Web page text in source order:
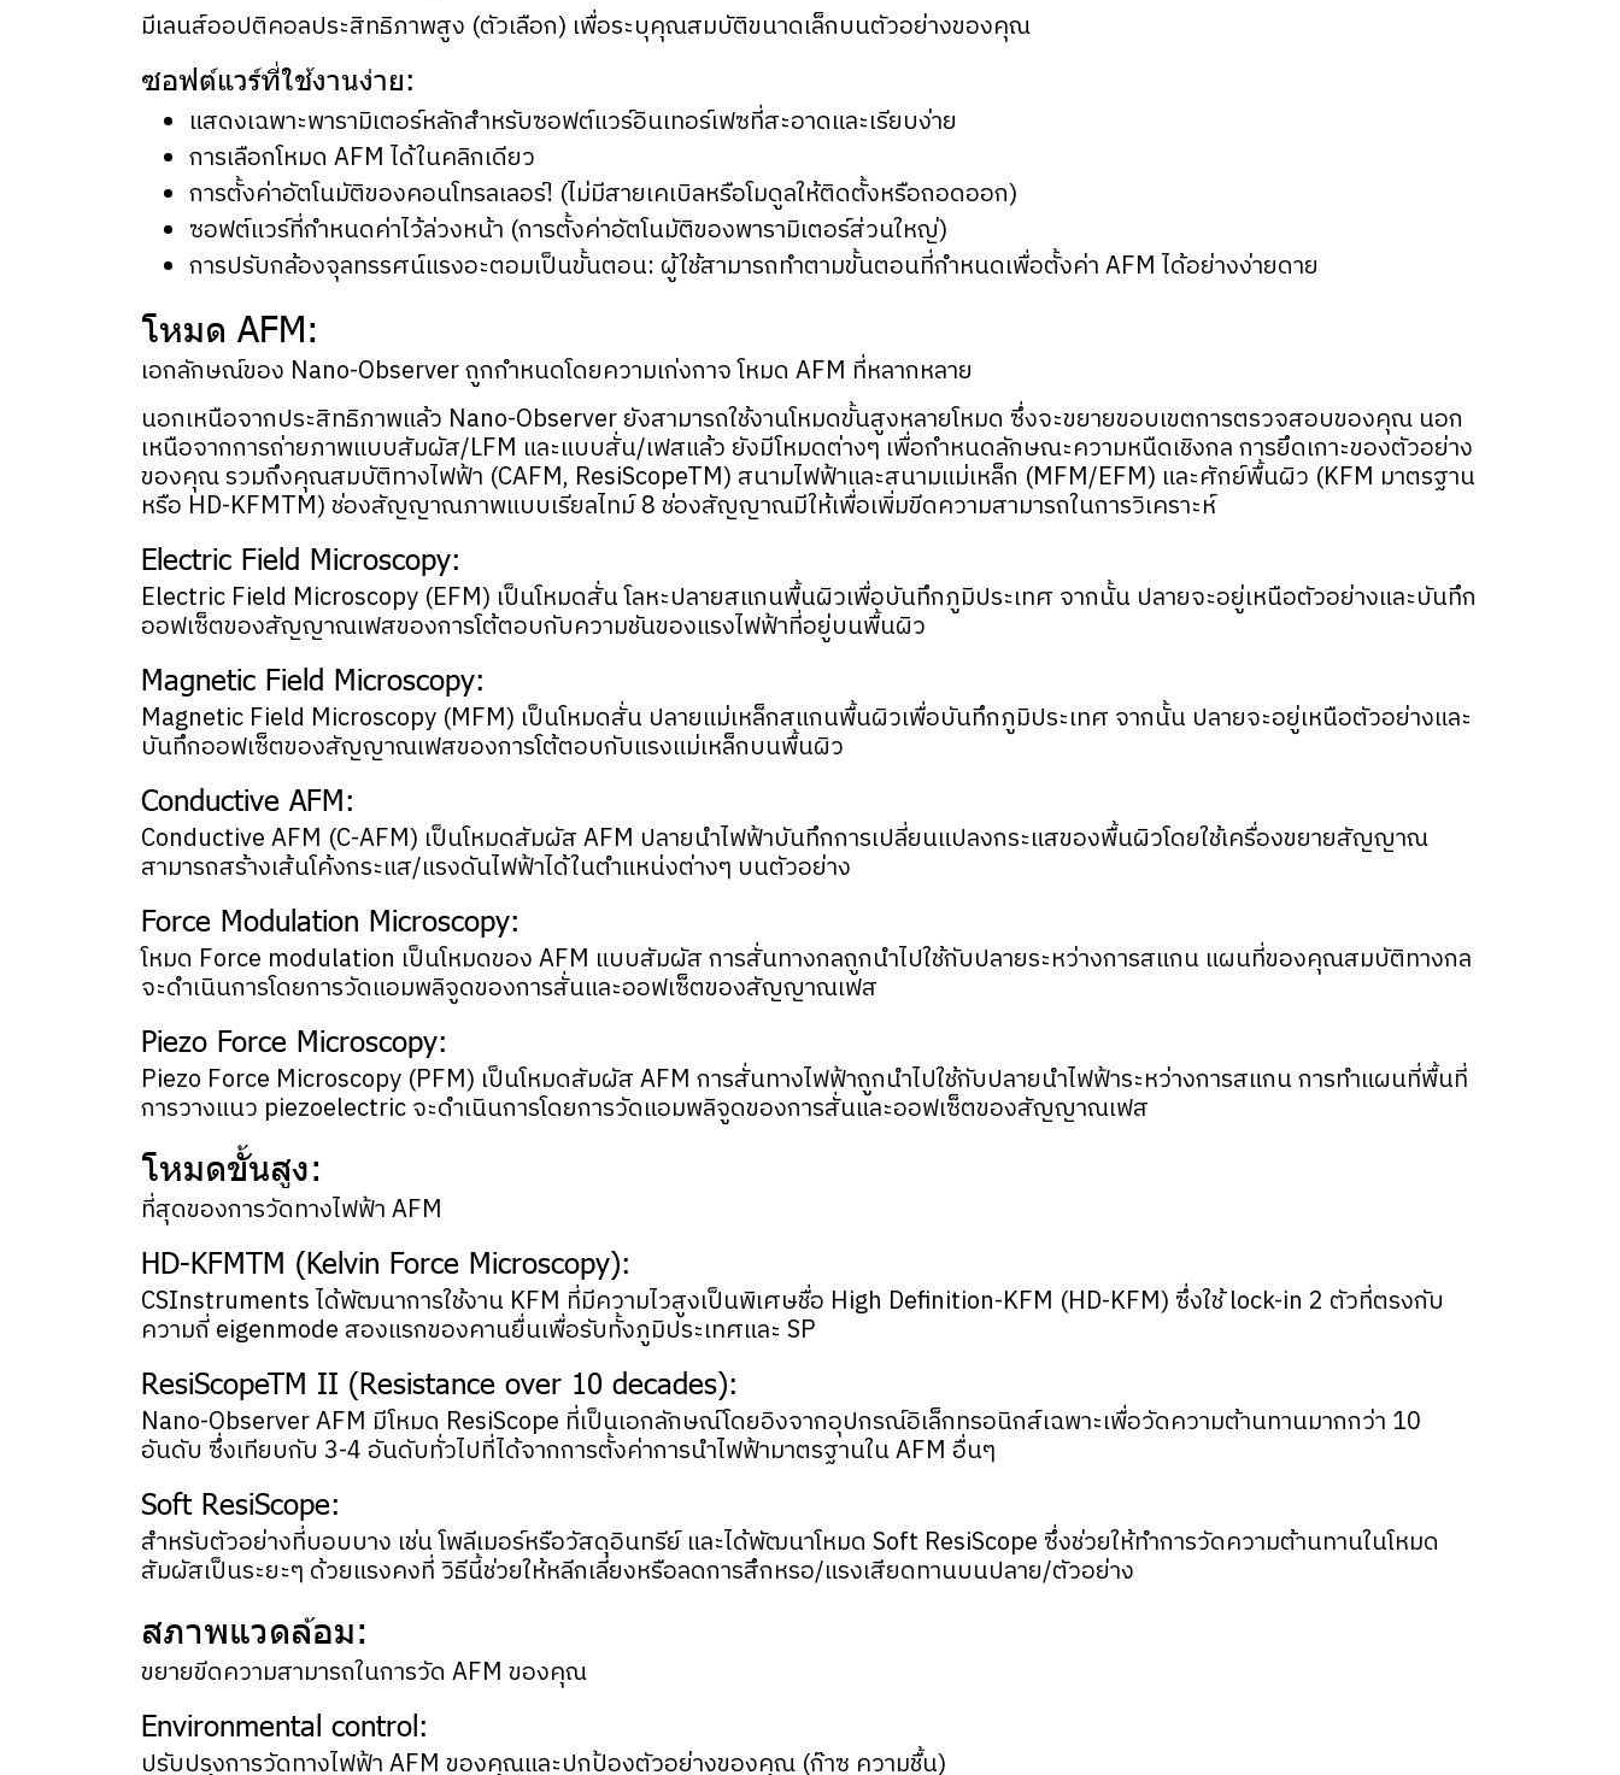
มีเลนส์ออปติคอลประสิทธิภาพสูง (ตัวเลือก) เพื่อระบุคุณสมบัติขนาดเล็กบนตัวอย่างของคุณ
ซอฟต์แวร์ที่ใช้งานง่าย:
แสดงเฉพาะพารามิเตอร์หลักสำหรับซอฟต์แวร์อินเทอร์เฟซที่สะอาดและเรียบง่าย
การเลือกโหมด AFM ได้ในคลิกเดียว
การตั้งค่าอัตโนมัติของคอนโทรลเลอร์! (ไม่มีสายเคเบิลหรือโมดูลให้ติดตั้งหรือถอดออก)
ซอฟต์แวร์ที่กำหนดค่าไว้ล่วงหน้า (การตั้งค่าอัตโนมัติของพารามิเตอร์ส่วนใหญ่)
การปรับกล้องจุลทรรศน์แรงอะตอมเป็นขั้นตอน: ผู้ใช้สามารถทำตามขั้นตอนที่กำหนดเพื่อตั้งค่า AFM ได้อย่างง่ายดาย
โหมด AFM:
เอกลักษณ์ของ Nano-Observer ถูกกำหนดโดยความเก่งกาจ โหมด AFM ที่หลากหลาย
นอกเหนือจากประสิทธิภาพแล้ว Nano-Observer ยังสามารถใช้งานโหมดขั้นสูงหลายโหมด ซึ่งจะขยายขอบเขตการตรวจสอบของคุณ นอก
เหนือจากการถ่ายภาพแบบสัมผัส/LFM และแบบสั่น/เฟสแล้ว ยังมีโหมดต่างๆ เพื่อกำหนดลักษณะความหนืดเชิงกล การยึดเกาะของตัวอย่าง
ของคุณ รวมถึงคุณสมบัติทางไฟฟ้า (CAFM, ResiScopeTM) สนามไฟฟ้าและสนามแม่เหล็ก (MFM/EFM) และศักย์พื้นผิว (KFM มาตรฐาน
หรือ HD-KFMTM) ช่องสัญญาณภาพแบบเรียลไทม์ 8 ช่องสัญญาณมีให้เพื่อเพิ่มขีดความสามารถในการวิเคราะห์
Electric Field Microscopy:
Electric Field Microscopy (EFM) เป็นโหมดสั่น โลหะปลายสแกนพื้นผิวเพื่อบันทึกภูมิประเทศ จากนั้น ปลายจะอยู่เหนือตัวอย่างและบันทึก
ออฟเซ็ตของสัญญาณเฟสของการโต้ตอบกับความชันของแรงไฟฟ้าที่อยู่บนพื้นผิว
Magnetic Field Microscopy:
Magnetic Field Microscopy (MFM) เป็นโหมดสั่น ปลายแม่เหล็กสแกนพื้นผิวเพื่อบันทึกภูมิประเทศ จากนั้น ปลายจะอยู่เหนือตัวอย่างและ
บันทึกออฟเซ็ตของสัญญาณเฟสของการโต้ตอบกับแรงแม่เหล็กบนพื้นผิว
Conductive AFM:
Conductive AFM (C-AFM) เป็นโหมดสัมผัส AFM ปลายนำไฟฟ้าบันทึกการเปลี่ยนแปลงกระแสของพื้นผิวโดยใช้เครื่องขยายสัญญาณ
สามารถสร้างเส้นโค้งกระแส/แรงดันไฟฟ้าได้ในตำแหน่งต่างๆ บนตัวอย่าง
Force Modulation Microscopy:
โหมด Force modulation เป็นโหมดของ AFM แบบสัมผัส การสั่นทางกลถูกนำไปใช้กับปลายระหว่างการสแกน แผนที่ของคุณสมบัติทางกล
จะดำเนินการโดยการวัดแอมพลิจูดของการสั่นและออฟเซ็ตของสัญญาณเฟส
Piezo Force Microscopy:
Piezo Force Microscopy (PFM) เป็นโหมดสัมผัส AFM การสั่นทางไฟฟ้าถูกนำไปใช้กับปลายนำไฟฟ้าระหว่างการสแกน การทำแผนที่พื้นที่
การวางแนว piezoelectric จะดำเนินการโดยการวัดแอมพลิจูดของการสั่นและออฟเซ็ตของสัญญาณเฟส
โหมดขั้นสูง:
ที่สุดของการวัดทางไฟฟ้า AFM
HD-KFMTM (Kelvin Force Microscopy):
CSInstruments ได้พัฒนาการใช้งาน KFM ที่มีความไวสูงเป็นพิเศษชื่อ High Definition-KFM (HD-KFM) ซึ่งใช้ lock-in 2 ตัวที่ตรงกับ
ความถี่ eigenmode สองแรกของคานยื่นเพื่อรับทั้งภูมิประเทศและ SP
ResiScopeTM II (Resistance over 10 decades):
Nano-Observer AFM มีโหมด ResiScope ที่เป็นเอกลักษณ์โดยอิงจากอุปกรณ์อิเล็กทรอนิกส์เฉพาะเพื่อวัดความต้านทานมากกว่า 10
อันดับ ซึ่งเทียบกับ 3-4 อันดับทั่วไปที่ได้จากการตั้งค่าการนำไฟฟ้ามาตรฐานใน AFM อื่นๆ
Soft ResiScope:
สำหรับตัวอย่างที่บอบบาง เช่น โพลีเมอร์หรือวัสดุอินทรีย์ และได้พัฒนาโหมด Soft ResiScope ซึ่งช่วยให้ทำการวัดความต้านทานในโหมด
สัมผัสเป็นระยะๆ ด้วยแรงคงที่ วิธีนี้ช่วยให้หลีกเลี่ยงหรือลดการสึกหรอ/แรงเสียดทานบนปลาย/ตัวอย่าง
สภาพแวดล้อม:
ขยายขีดความสามารถในการวัด AFM ของคุณ
Environmental control:
ปรับปรุงการวัดทางไฟฟ้า AFM ของคุณและปกป้องตัวอย่างของคุณ (ก๊าซ ความชื้น)